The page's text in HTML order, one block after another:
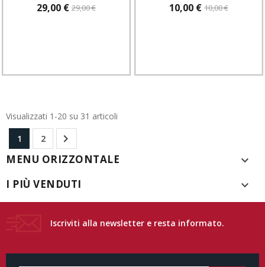
29,00 € 29,00 € 10,00 € 10,00 €
Visualizzati 1-20 su 31 articoli
1
2 
MENU ORIZZONTALE 
I PIÙ VENDUTI 
Iscriviti alla newsletter e resta informato.